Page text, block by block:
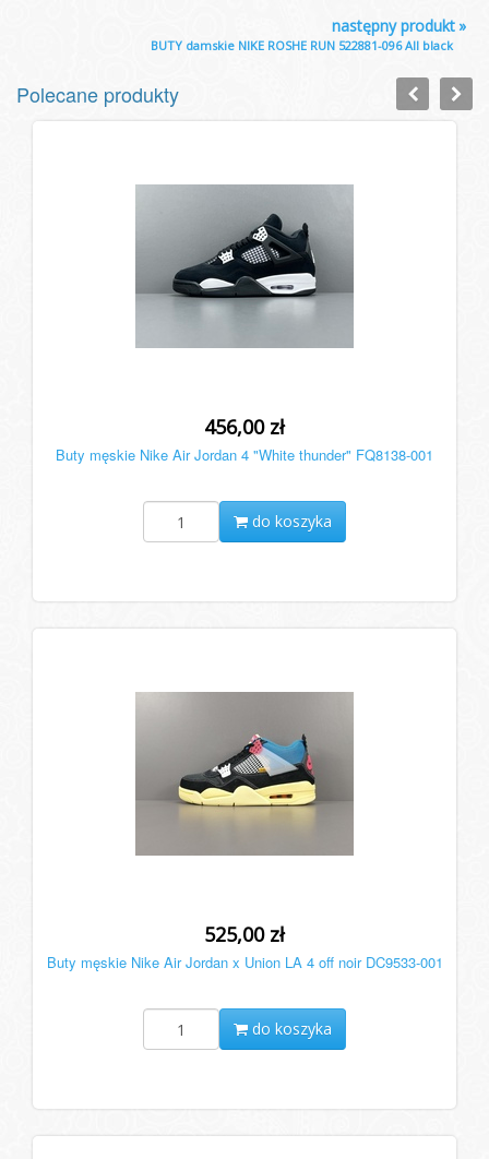
»
następny produkt
BUTY damskie NIKE ROSHE RUN 522881-096 All black
Polecane produkty
456,00 zł
Buty męskie Nike Air Jordan 4 "White thunder" FQ8138-001
do koszyka
525,00 zł
Buty męskie Nike Air Jordan x Union LA 4 off noir DC9533-001
do koszyka